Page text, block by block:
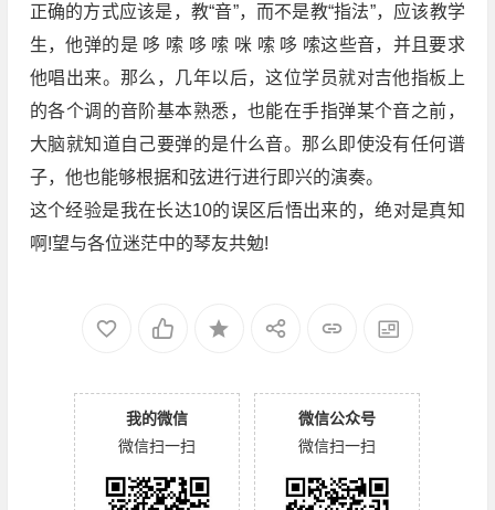
正确的方式应该是，教“音”，而不是教“指法”，应该教学
生，他弹的是 哆 嗦 哆 嗦 咪 嗦 哆 嗦这些音，并且要求
他唱出来。那么，几年以后，这位学员就对吉他指板上
的各个调的音阶基本熟悉，也能在手指弹某个音之前，
大脑就知道自己要弹的是什么音。那么即使没有任何谱
子，他也能够根据和弦进行进行即兴的演奏。
这个经验是我在长达10的误区后悟出来的，绝对是真知
啊!望与各位迷茫中的琴友共勉!
我的微信
微信扫一扫
微信公众号
微信扫一扫